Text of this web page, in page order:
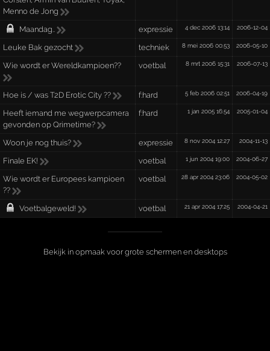
Menno de Jong
Maandag.. expressie 4 dec 2006 13:14 2006-12-04
Leuke Bak gezocht techniek 8 mei 2006 00:53 2006-05-10
Wie wordt er Wereldkampioen?? voetbal 8 mrt 2006 15:31 2006-07-13
Hoe is / was T2D Erotic City ?? f:hard 5 feb 2006 02:51 2006-04-19
Heeft iemand me wegwerpcamera
gevonden op Qrimetime?
f:hard 1 jan 2005 16:54 2005-01-04
Woon je nog thuis? expressie 8 nov 2004 12:27 2004-11-13
Finale EK! voetbal 1 jun 2004 19:00 2004-06-27
Wie wordt er Europees kampioen
??
voetbal 28 apr 2004 23:06 2004-05-02
Voetbalgeweld! voetbal 21 apr 2004 17:25 2004-04-21
Bekijk in opmaak voor grote schermen en desktops